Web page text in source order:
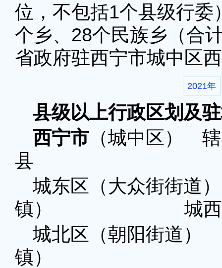
位，不包括1个县级行
个乡、28个民族乡（合
省政府驻西宁市城中区
2021年
县级以上行政区划及
西宁市 （城中区）
县
城东区（大众街
镇） 城西区（
城北区（朝阳街
镇）